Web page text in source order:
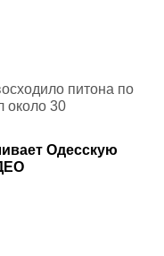
питона по
около 30
Одесскую